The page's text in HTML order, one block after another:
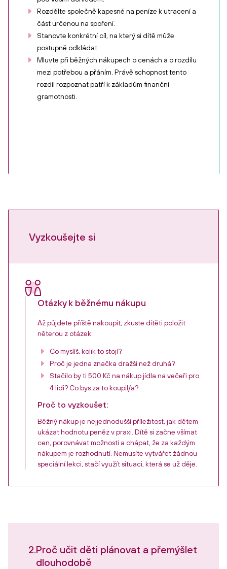
Rozdělte společně kapesné na peníze k utracení a
část určenou na spoření.
Stanovte konkrétní cíl, na který si dítě může
postupně odkládat.
Mluvte při běžných nákupech o cenách a o rozdílu
mezi potřebou a přáním. Právě schopnost tento
rozdíl rozpoznat patří k základům finanční
gramotnosti.
Vyzkoušejte si
Otázky k běžnému nákupu
Až půjdete příště nakoupit, zkuste dítěti položit
něterou z otázek:
Co myslíš, kolik to stojí?
Proč je jedna značka dražší než druhá?
Stačilo by ti 500 Kč na nákup jídla na večeři pro
4 lidi? Co bys za to koupil/a?
Proč to vyzkoušet:
Běžný nákup je nejjednodušší příležitost, jak dětem
ukázat hodnotu peněz v praxi. Dítě si začne všímat
cen, porovnávat možnosti a chápat, že za každým
nákupem je rozhodnutí. Nemusíte vytvářet žádnou
speciální lekci, stačí využít situaci, která se už děje.
2.Proč učit děti plánovat a přemýšlet
dlouhodobě